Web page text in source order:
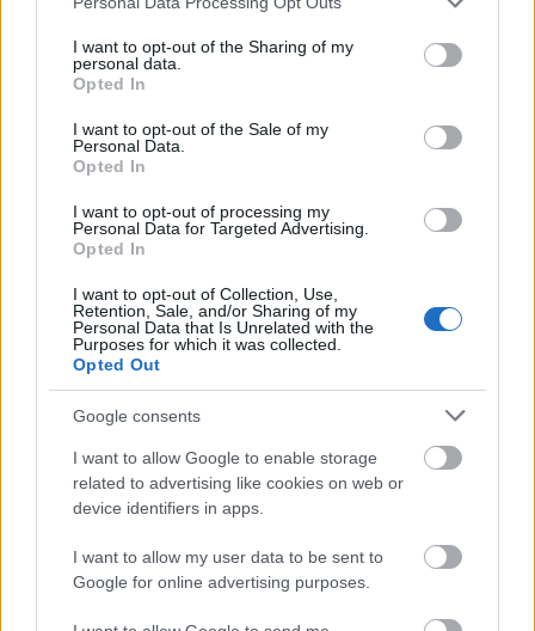
not limited to your visit or usage behaviour. You may click to
grant or deny consent to Google and its third-party tags to
use your data for below specified purposes in below Google
consent section.
I want to opt-out of the Sharing of my
personal data.
Opted In
I want to opt-out of the Sale of my
Personal Data.
Opted In
I want to opt-out of processing my
Personal Data for Targeted Advertising.
Opted In
I want to opt-out of Collection, Use,
Retention, Sale, and/or Sharing of my
Personal Data that Is Unrelated with the
Purposes for which it was collected.
Opted Out
Google consents
I want to allow Google to enable storage
related to advertising like cookies on web or
device identifiers in apps.
I want to allow my user data to be sent to
Google for online advertising purposes.
monitorral és azzal az eszközzel, mely a force-
feedback révén olyan érzést nyújt, mintha valós
szövettel dolgoznánk.